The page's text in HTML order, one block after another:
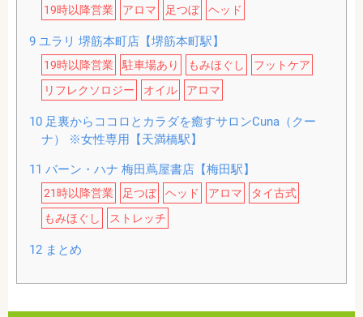
19時以降営業 アロマ 足つぼ ヘッド
9ユラリ 堺筋本町店【堺筋本町駅】
19時以降営業 駐車場あり もみほぐし
フットケア
リフレクソロジー
オイル アロマ
10足裏からココロとカラダを癒すサロンCuna（クー
ナ） ※女性専用【天満橋駅】
11 バーン・ハナ 梅田蔦屋書店【梅田駅】
21時以降営業 足つぼ ヘッド アロマ
タイ古式
もみほぐし
ストレッチ
12まとめ